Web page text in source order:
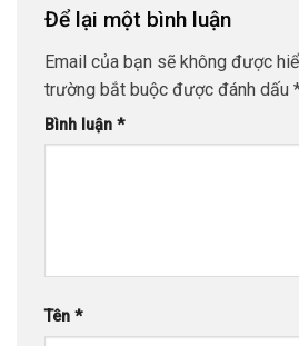
Để lại một bình luận
Email của bạn sẽ không được
trường bắt buộc được đánh dấu
Bình luận *
Tên *